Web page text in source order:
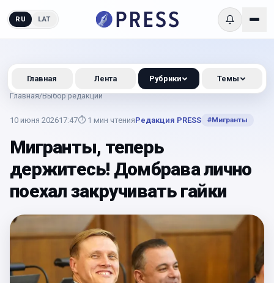
RU LAT
Главная/Выбор редакции
10 июня 202617:47⏱ 1 мин чтенияРедакция PRESS #Мигранты
Мигранты, теперь
держитесь! Домбрава лично
поехал закручивать гайки
Главная Лента Рубрики Темы